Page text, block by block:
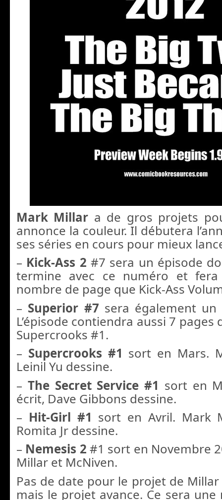
Mark Millar a de gros projets
annonce la couleur. Il débutera
ses séries en cours pour mieux
– Kick-Ass 2 #7 sera un épisode
termine avec ce numéro et
nombre de page que Kick-Ass
– Superior #7 sera également un
L’épisode contiendra aussi 7 pages
Supercrooks #1.
– Supercrooks #1 sort en Mars.
Leinil Yu dessine.
– The Secret Service #1 sort en
écrit, Dave Gibbons dessine.
– Hit-Girl #1 sort en Avril. Mark
Romita Jr dessine.
– Nemesis 2 #1 sort en Novembre
Millar et McNiven.
Pas de date pour le projet de
mais le projet avance. Ce sera une